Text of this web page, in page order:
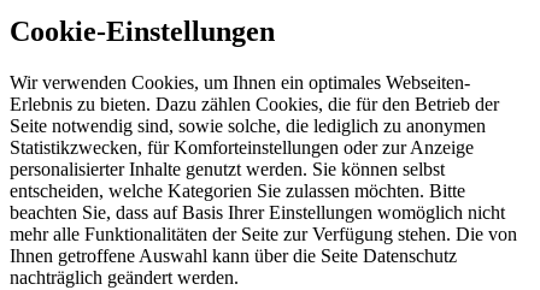
Cookie-Einstellungen
Wir verwenden Cookies, um Ihnen ein optimales Webseiten-
Erlebnis zu bieten. Dazu zählen Cookies, die für den Betrieb der
Seite notwendig sind, sowie solche, die lediglich zu anonymen
Statistikzwecken, für Komforteinstellungen oder zur Anzeige
personalisierter Inhalte genutzt werden. Sie können selbst
entscheiden, welche Kategorien Sie zulassen möchten. Bitte
beachten Sie, dass auf Basis Ihrer Einstellungen womöglich nicht
mehr alle Funktionalitäten der Seite zur Verfügung stehen. Die von
Ihnen getroffene Auswahl kann über die Seite Datenschutz
nachträglich geändert werden.